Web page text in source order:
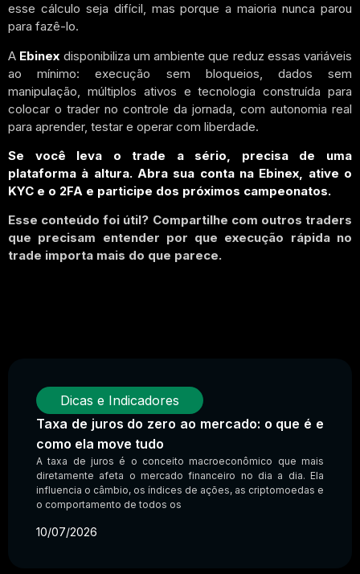
esse cálculo seja difícil, mas porque a maioria nunca parou
para fazê-lo.
A Ebinex disponibiliza um ambiente que reduz essas variáveis
ao mínimo: execução sem bloqueios, dados sem
manipulação, múltiplos ativos e tecnologia construída para
colocar o trader no controle da jornada, com autonomia real
para aprender, testar e operar com liberdade.
Se você leva o trade a sério, precisa de uma
plataforma à altura. Abra sua conta na Ebinex, ative o
KYC e o 2FA e participe dos próximos campeonatos.
Esse conteúdo foi útil? Compartilhe com outros traders
que precisam entender por que execução rápida no
trade importa mais do que parece.
Dicas e Indicadores
Taxa de juros do zero ao mercado: o que é e
como ela move tudo
A taxa de juros é o conceito macroeconômico que mais
diretamente afeta o mercado financeiro no dia a dia. Ela
influencia o câmbio, os índices de ações, as criptomoedas e
o comportamento de todos os
10/07/2026